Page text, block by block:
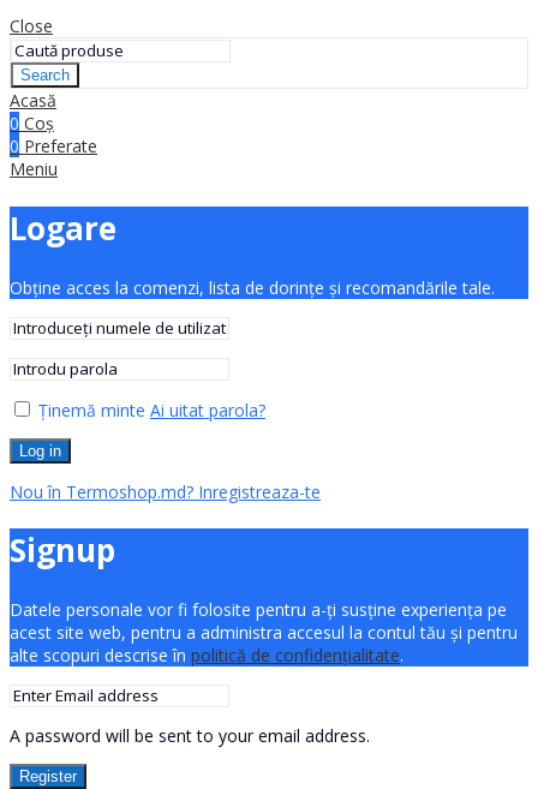
Close
Search
Acasă
0 Coș
0 Preferate
Meniu
Logare
Obține acces la comenzi, lista de dorințe și recomandările tale.
Ținemă minte Ai uitat parola?
Log in
Nou în Termoshop.md? Inregistreaza-te
Signup
Datele personale vor fi folosite pentru a-ți susține experiența pe
acest site web, pentru a administra accesul la contul tău și pentru
alte scopuri descrise în politică de confidențialitate.
A password will be sent to your email address.
Register